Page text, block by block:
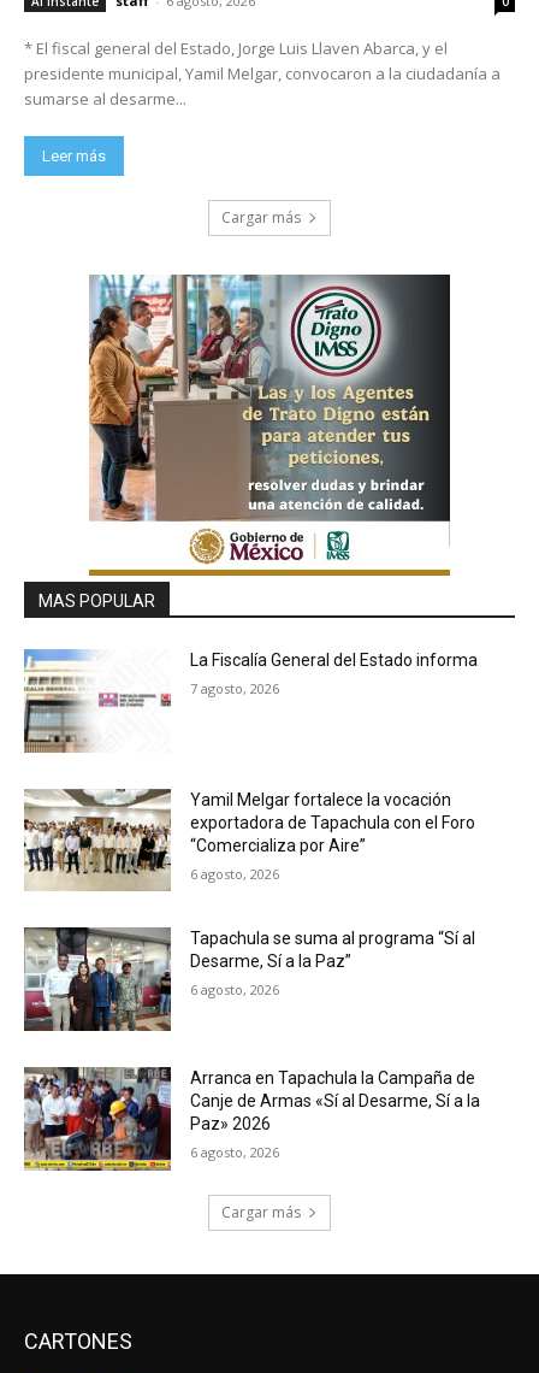
* El fiscal general del Estado, Jorge Luis Llaven Abarca, y el
presidente municipal, Yamil Melgar, convocaron a la ciudadanía a
sumarse al desarme...
Leer más
Cargar más
MAS POPULAR
La Fiscalía General del Estado informa
7 agosto, 2026
Yamil Melgar fortalece la vocación
exportadora de Tapachula con el Foro
“Comercializa por Aire”
6 agosto, 2026
Tapachula se suma al programa “Sí al
Desarme, Sí a la Paz”
6 agosto, 2026
Arranca en Tapachula la Campaña de
Canje de Armas «Sí al Desarme, Sí a la
Paz» 2026
6 agosto, 2026
Cargar más
CARTONES